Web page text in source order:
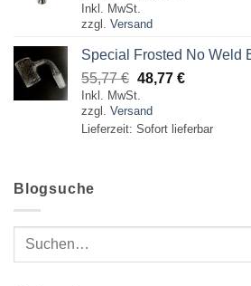
Preis
war:
24,77 € 15,00 €.
Inkl. MwSt.
zzgl. Versand
Special Frosted No Weld
55,77€ Ursprünglicher
Preis
war:
55,77 €
48,77 €Aktueller
48,77 €.
Inkl. MwSt.
zzgl. Versand
Lieferzeit: Sofort lieferbar
Blogsuche